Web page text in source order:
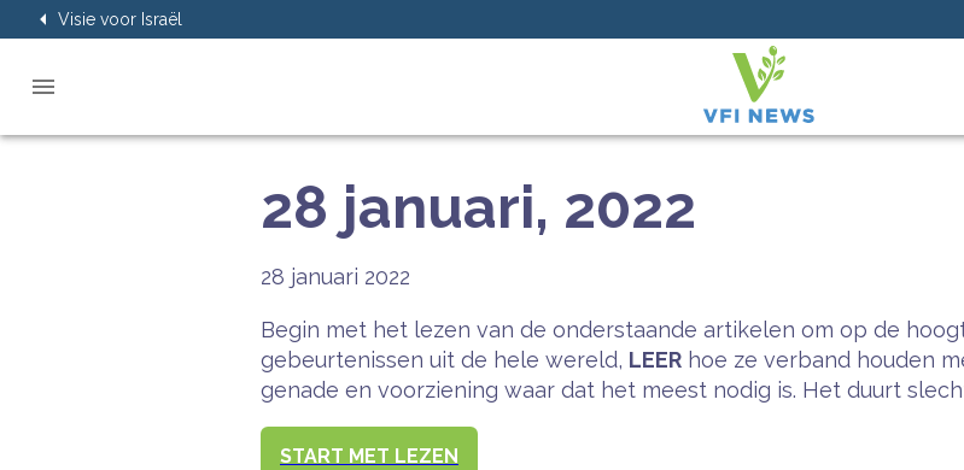
Visie voor Israël
28 januari, 2022
28 januari 2022
Begin met het lezen van de onderstaande artikelen om op de
gebeurtenissen uit de hele wereld, LEER hoe ze verband houden
genade en voorziening waar dat het meest nodig is. Het duurt
START MET LEZEN